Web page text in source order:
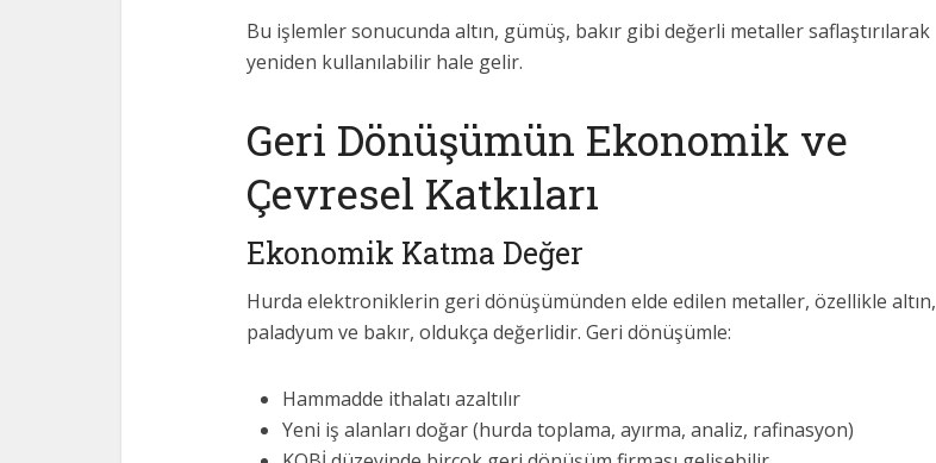
Bu işlemler sonucunda altın, gümüş, bakır gibi değerli metaller saflaştırılarak
yeniden kullanılabilir hale gelir.
Geri Dönüşümün Ekonomik ve
Çevresel Katkıları
Ekonomik Katma Değer
Hurda elektroniklerin geri dönüşümünden elde edilen metaller, özellikle altın,
paladyum ve bakır, oldukça değerlidir. Geri dönüşümle:
Hammadde ithalatı azaltılır
Yeni iş alanları doğar (hurda toplama, ayırma, analiz, rafinasyon)